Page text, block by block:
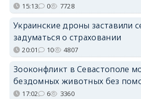
15:13 0 7728
Украинские дроны заставили
задуматься о страховании
20:01 10 4807
Зооконфликт в Севастополе
бездомных животных без
17:02 6 3360